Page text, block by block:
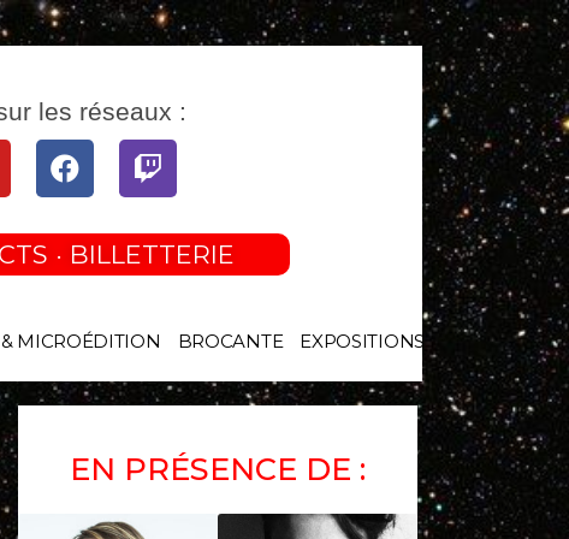
les réseaux :
FacebookTwitch
· BILLETTERIE
MICROÉDITION BROCANTE EXPOSITIONS
EN PRÉSENCE DE :